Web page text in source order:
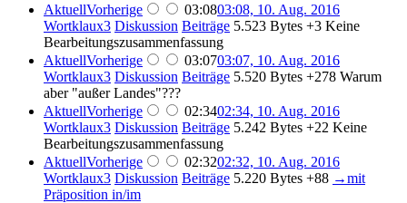
AktuellVorherige 03:0803:08, 10. Aug. 2016
Wortklaux3 Diskussion Beiträge 5.523 Bytes +3 Keine
Bearbeitungszusammenfassung
AktuellVorherige 03:0703:07, 10. Aug. 2016
Wortklaux3 Diskussion Beiträge 5.520 Bytes +278 Warum
aber "außer Landes"???
AktuellVorherige 02:3402:34, 10. Aug. 2016
Wortklaux3 Diskussion Beiträge 5.242 Bytes +22 Keine
Bearbeitungszusammenfassung
AktuellVorherige 02:3202:32, 10. Aug. 2016
Wortklaux3 Diskussion Beiträge 5.220 Bytes +88 →mit
Präposition in/im